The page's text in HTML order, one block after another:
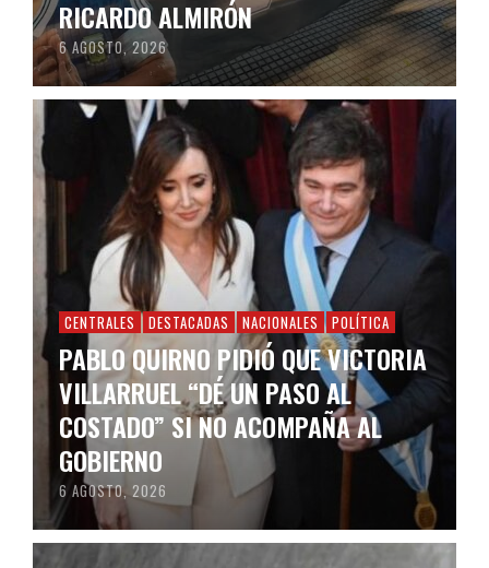
RICARDO ALMIRÓN
6 AGOSTO, 2026
CENTRALES DESTACADAS NACIONALES POLÍTICA
PABLO QUIRNO PIDIÓ QUE VICTORIA
VILLARRUEL “DÉ UN PASO AL
COSTADO” SI NO ACOMPAÑA AL
GOBIERNO
6 AGOSTO, 2026